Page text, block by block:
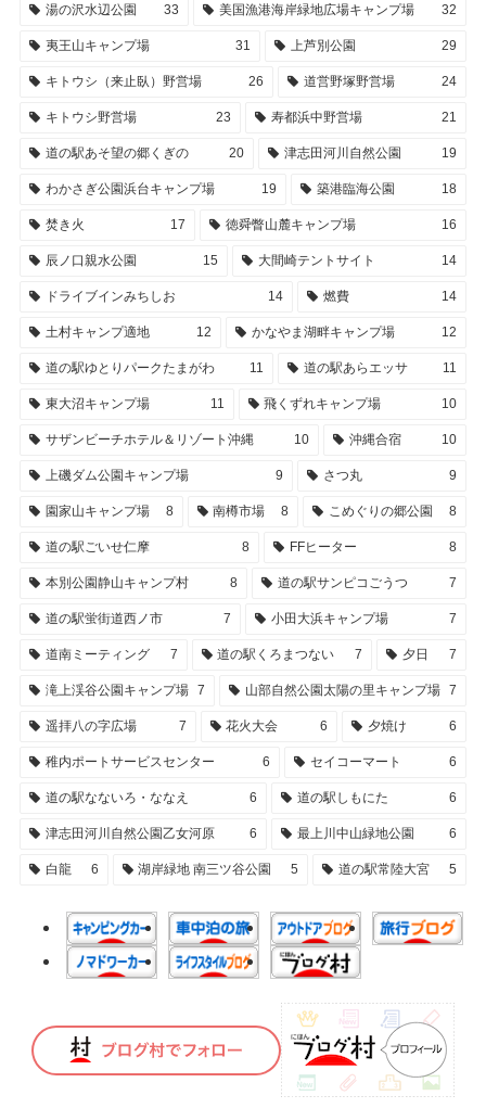
湯の沢水辺公園 33 美国漁港海岸緑地広場キャンプ場 32
夷王山キャンプ場 31 上芦別公園 29
キトウシ（来止臥）野営場 26 道営野塚野営場 24
キトウシ野営場 23 寿都浜中野営場 21
道の駅あそ望の郷くぎの 20 津志田河川自然公園 19
わかさぎ公園浜台キャンプ場 19 築港臨海公園 18
焚き火 17 徳舜瞥山麓キャンプ場 16
辰ノ口親水公園 15 大間崎テントサイト 14
ドライブインみちしお 14 燃費 14
土村キャンプ適地 12 かなやま湖畔キャンプ場 12
道の駅ゆとりパークたまがわ 11 道の駅あらエッサ 11
東大沼キャンプ場 11 飛くずれキャンプ場 10
サザンビーチホテル＆リゾート沖縄 10 沖縄合宿 10
上磯ダム公園キャンプ場 9 さつ丸 9
園家山キャンプ場 8 南樽市場 8 こめぐりの郷公園 8
道の駅ごいせ仁摩 8 FFヒーター 8
本別公園静山キャンプ村 8 道の駅サンピコごうつ 7
道の駅蛍街道西ノ市 7 小田大浜キャンプ場 7
道南ミーティング 7 道の駅くろまつない 7 夕日 7
滝上渓谷公園キャンプ場 7 山部自然公園太陽の里キャンプ場 7
遥拝八の字広場 7 花火大会 6 夕焼け 6
稚内ポートサービスセンター 6 セイコーマート 6
道の駅なないろ・ななえ 6 道の駅しもにた 6
津志田河川自然公園乙女河原 6 最上川中山緑地公園 6
白龍 6 湖岸緑地 南三ツ谷公園 5 道の駅常陸大宮 5